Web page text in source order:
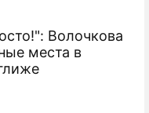
Волочкова
места в